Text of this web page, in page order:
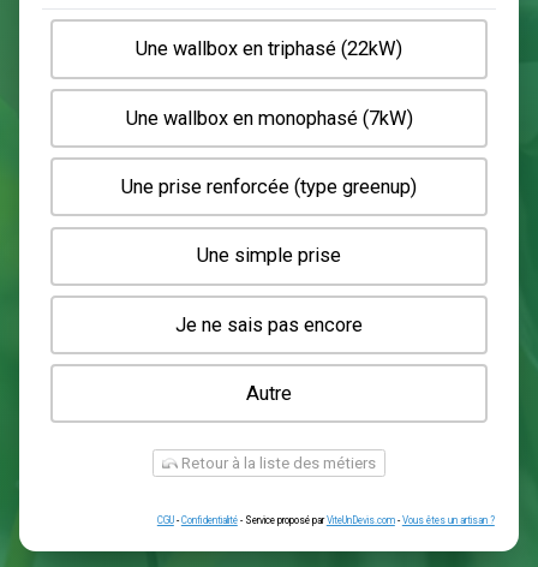
Quel type de borne souhaitez-
installer ?
Une wallbox en triphasé (22kW)
Une wallbox en monophasé (7kW)
Une prise renforcée (type greenup)
Une simple prise
Je ne sais pas encore